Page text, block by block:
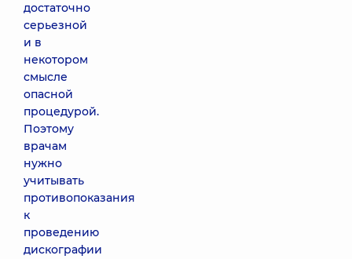
достаточно
серьезной
и в
некотором
смысле
опасной
процедурой.
Поэтому
врачам
нужно
учитывать
противопоказания
к
проведению
дискографии